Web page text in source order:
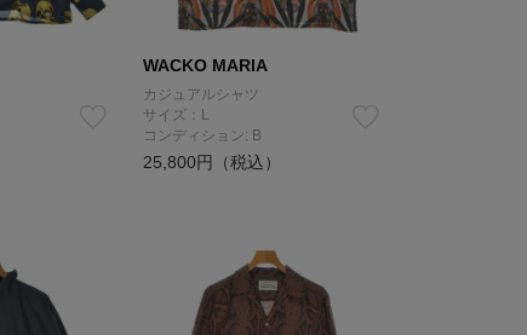
WACKO MARIA
カジュアルシャツ
サイズ：L
コンディション: B
25,800円（税込）